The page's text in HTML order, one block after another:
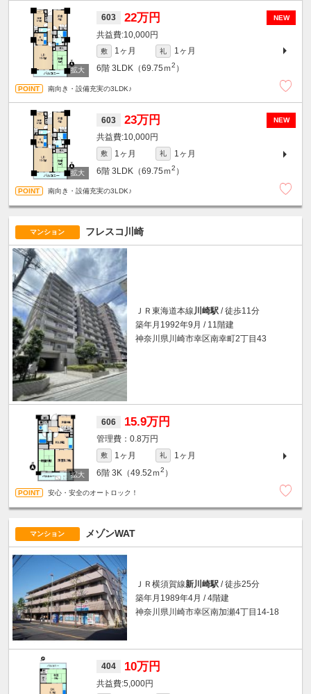
NEW
603 22万円
10,000円
敷 1ヶ月 礼
1ヶ月
6階 3LDK（69.75ｍ2 ）
南向き・設備充実の3LDK♪
NEW
603 23万円
10,000円
敷 1ヶ月 礼
1ヶ月
6階 3LDK（69.75ｍ2 ）
南向き・設備充実の3LDK♪
マンション フレスコ川崎
ＪＲ東海道本線川崎駅 / 徒歩11分
築年月1992年9月 / 11階建
神奈川県川崎市幸区南幸町2丁目43
606 15.9万円
0.8万円
敷 1ヶ月 礼
1ヶ月
6階 3K（49.52ｍ2 ）
安心・安全のオートロック！
マンション メゾンWAT
ＪＲ横須賀線新川崎駅 / 徒歩25分
築年月1989年4月 / 4階建
神奈川県川崎市幸区南加瀬4丁目14-18
404 10万円
5,000円